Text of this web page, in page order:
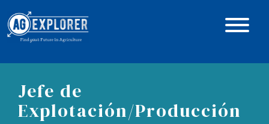
Jefe de
Explotación/Producción